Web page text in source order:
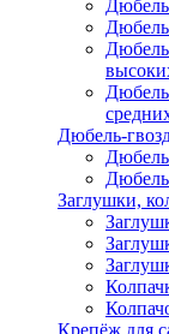
Дюбель-
Заглушки,
Крепёж для